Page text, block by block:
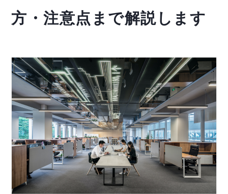
方・注意点まで解説します